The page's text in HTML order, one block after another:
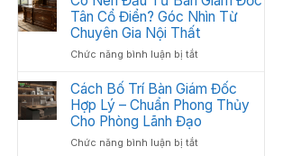
Tối
Ưu
Năm
2026
Trầy
Xước
Quả
Sinh
Và
Bảo
Quản
Giám
Đốc
Luôn
Đẹp
Tân Cổ Điển? Góc Nhìn Từ
Chuyên Gia Nội Thất
Chức năng bình luận bị tắtở
Nên
Đầu
Tư
Bàn
Giám
Cách Bố Trí Bàn Giám Đốc
Hợp Lý – Chuẩn Phong Thủy
Cho Phòng Lãnh Đạo
Chức năng bình luận bị tắtở